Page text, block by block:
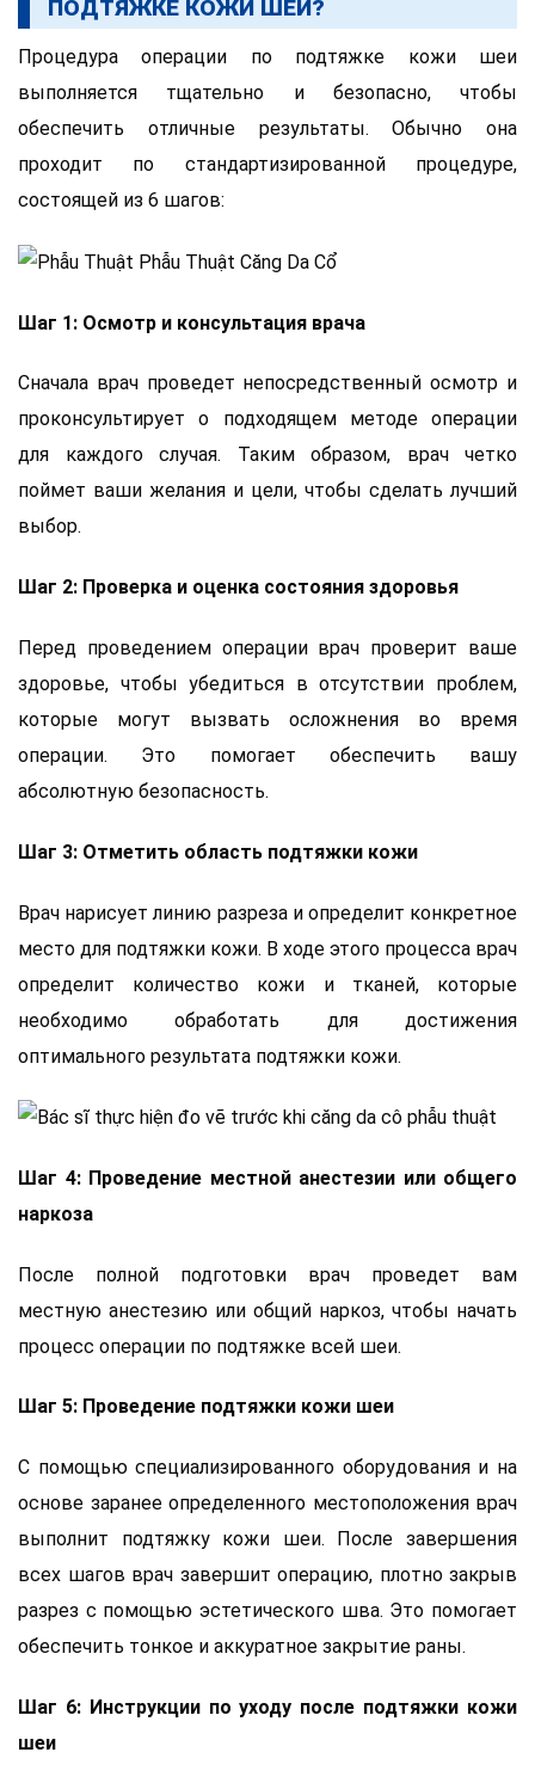
ПОДТЯЖКЕ КОЖИ ШЕИ?
Процедура операции по подтяжке кожи шеи
выполняется тщательно и безопасно, чтобы
обеспечить отличные результаты. Обычно она
проходит по стандартизированной процедуре,
состоящей из 6 шагов:
Шаг 1: Осмотр и консультация врача
Сначала врач проведет непосредственный осмотр и
проконсультирует о подходящем методе операции
для каждого случая. Таким образом, врач четко
поймет ваши желания и цели, чтобы сделать лучший
выбор.
Шаг 2: Проверка и оценка состояния здоровья
Перед проведением операции врач проверит ваше
здоровье, чтобы убедиться в отсутствии проблем,
которые могут вызвать осложнения во время
операции. Это помогает обеспечить вашу
абсолютную безопасность.
Шаг 3: Отметить область подтяжки кожи
Врач нарисует линию разреза и определит конкретное
место для подтяжки кожи. В ходе этого процесса врач
определит количество кожи и тканей, которые
необходимо обработать для достижения
оптимального результата подтяжки кожи.
Шаг 4: Проведение местной анестезии или общего
наркоза
После полной подготовки врач проведет вам
местную анестезию или общий наркоз, чтобы начать
процесс операции по подтяжке всей шеи.
Шаг 5: Проведение подтяжки кожи шеи
С помощью специализированного оборудования и на
основе заранее определенного местоположения врач
выполнит подтяжку кожи шеи. После завершения
всех шагов врач завершит операцию, плотно закрыв
разрез с помощью эстетического шва. Это помогает
обеспечить тонкое и аккуратное закрытие раны.
Шаг 6: Инструкции по уходу после подтяжки кожи
шеи